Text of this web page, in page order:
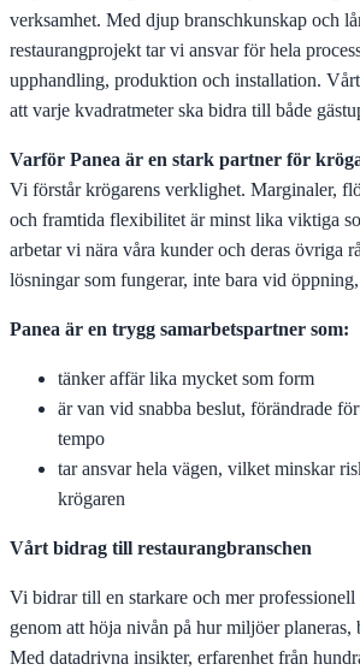
verksamhet. Med djup branschkunskap och
restaurangprojekt tar vi ansvar för hela
upphandling, produktion och installation.
att varje kvadratmeter ska bidra till både
Varför Panea är en stark partner för
Vi förstår krögarens verklighet. Marginaler,
och framtida flexibilitet är minst lika viktiga
arbetar vi nära våra kunder och deras övriga
lösningar som fungerar, inte bara vid
Panea är en trygg samarbetspartner som:
tänker affär lika mycket som form
är van vid snabba beslut, förändrade
tempo
tar ansvar hela vägen, vilket minskar
krögaren
Vårt bidrag till restaurangbranschen
Vi bidrar till en starkare och mer professionell
genom att höja nivån på hur miljöer planeras,
Med datadrivna insikter, erfarenhet från